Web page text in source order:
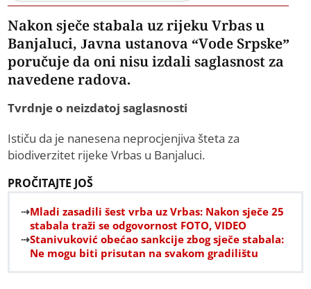
Nakon sječe stabala uz rijeku Vrbas u
Banjaluci, Javna ustanova “Vode Srpske”
poručuje da oni nisu izdali saglasnost za
navedene radova.
Tvrdnje o neizdatoj saglasnosti
Ističu da je nanesena neprocjenjiva šteta za
biodiverzitet rijeke Vrbas u Banjaluci.
PROČITAJTE JOŠ
Mladi zasadili šest vrba uz Vrbas: Nakon sječe 25
stabala traži se odgovornost FOTO, VIDEO
Stanivuković obećao sankcije zbog sječe stabala:
Ne mogu biti prisutan na svakom gradilištu